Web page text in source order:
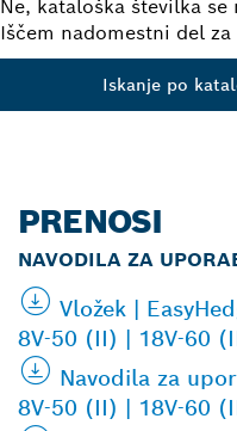
Ne, kataloška številka se
Iščem nadomestni del
Iskanje po
PRENOSI
NAVODILA ZA
Vložek |
8V-50 (II) | 18V-60
Navodila za
8V-50 (II) | 18V-60